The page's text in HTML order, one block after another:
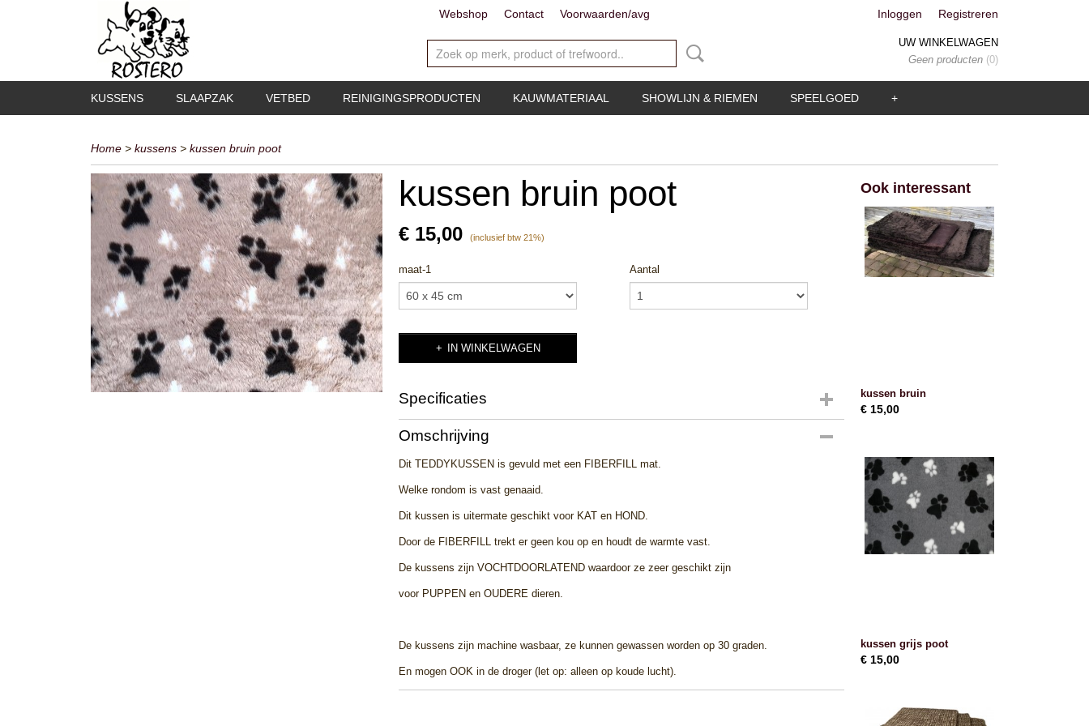
Webshop Contact Voorwaarden/avg Inloggen Registreren
UW WINKELWAGEN
Geen producten (0)
KUSSENS SLAAPZAK VETBED REINIGINGSPRODUCTEN KAUWMATERIAAL SHOWLIJN & RIEMEN SPEELGOED +
Home > kussens > kussen bruin poot
kussen bruin poot
€ 15,00 (inclusief btw 21%)
maat-1 Aantal
IN WINKELWAGEN
Specificaties
Productcode
Omschrijving
Dit TEDDYKUSSEN is gevuld met een FIBERFILL mat.
Welke rondom is vast genaaid.
Dit kussen is uitermate geschikt voor KAT en HOND.
Door de FIBERFILL trekt er geen kou op en houdt de warmte vast.
De kussens zijn VOCHTDOORLATEND waardoor ze zeer geschikt zijn
voor PUPPEN en OUDERE dieren.
De kussens zijn machine wasbaar, ze kunnen gewassen worden op 30 graden.
En mogen OOK in de droger (let op: alleen op koude lucht).
Ook interessant
kussen bruin
€ 15,00
kussen grijs poot
€ 15,00